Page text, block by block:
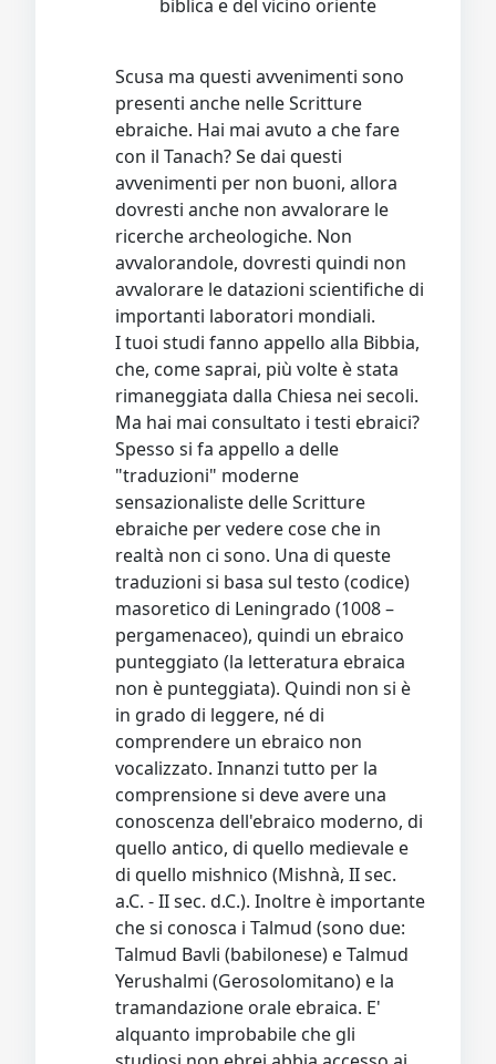
biblica e del vicino oriente
Scusa ma questi avvenimenti sono
presenti anche nelle Scritture
ebraiche. Hai mai avuto a che fare
con il Tanach? Se dai questi
avvenimenti per non buoni, allora
dovresti anche non avvalorare le
ricerche archeologiche. Non
avvalorandole, dovresti quindi non
avvalorare le datazioni scientifiche di
importanti laboratori mondiali.
I tuoi studi fanno appello alla Bibbia,
che, come saprai, più volte è stata
rimaneggiata dalla Chiesa nei secoli.
Ma hai mai consultato i testi ebraici?
Spesso si fa appello a delle
"traduzioni" moderne
sensazionaliste delle Scritture
ebraiche per vedere cose che in
realtà non ci sono. Una di queste
traduzioni si basa sul testo (codice)
masoretico di Leningrado (1008 –
pergamenaceo), quindi un ebraico
punteggiato (la letteratura ebraica
non è punteggiata). Quindi non si è
in grado di leggere, né di
comprendere un ebraico non
vocalizzato. Innanzi tutto per la
comprensione si deve avere una
conoscenza dell'ebraico moderno, di
quello antico, di quello medievale e
di quello mishnico (Mishnà, II sec.
a.C. - II sec. d.C.). Inoltre è importante
che si conosca i Talmud (sono due:
Talmud Bavli (babilonese) e Talmud
Yerushalmi (Gerosolomitano) e la
tramandazione orale ebraica. E'
alquanto improbabile che gli